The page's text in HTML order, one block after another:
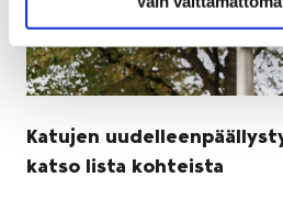
Katujen
katso lista kohteista